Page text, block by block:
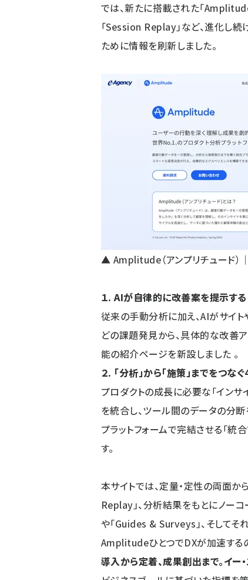
では、新たに搭載された「
「Session Replay」など、進化し続
ために情報を刷新しました。
▲ Amplitude（アンプリチュード）
１. AIが自律的に改善案を提示す
従来の手動分析に加え、AIがサイ
どの課題発見から、具体的な改善
能の紹介ページを新設しました 。
２. 「分析」から「施策」までをつ
プロダクトの成長に必要な「インサイ
を統合し、ツール間のデータの分
プラットフォームで完結させる「統
す。
本サイトでは、定量・定性の両面
Replay」、分析結果をもとにノー
や「Guides & Surveys」、そしてそ
AmplitudeひとつでDXが加速する
導入から定着、成果創出まで。イー